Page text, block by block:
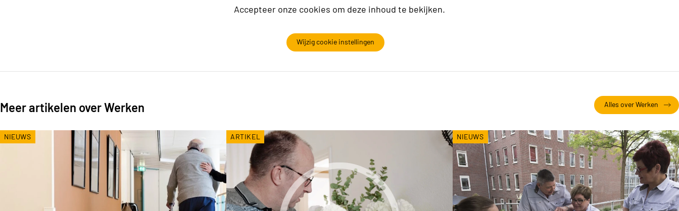
Accepteer onze cookies om deze inhoud te bekijken.
Wijzig cookie instellingen
Meer artikelen over Werken Alles over Werken
NIEUWS ARTIKEL NIEUWS